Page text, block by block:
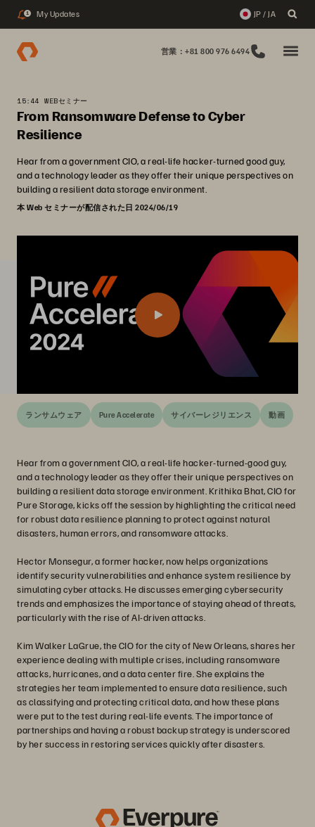
1 My Updates JP / JA
営業：+81 800 976 6494
15:44 WEBセミナー
From Ransomware Defense to Cyber
Resilience
Hear from a government CIO, a real-life hacker-turned good guy,
and a technology leader as they offer their unique perspectives on
building a resilient data storage environment.
本 Web セミナーが配信された日 2024/06/19
ランサムウェア Pure Accelerate サイバーレジリエンス 動画
Hear from a government CIO, a real-life hacker-turned-good guy,
and a technology leader as they offer their unique perspectives on
building a resilient data storage environment. Krithika Bhat, CIO for
Pure Storage, kicks off the session by highlighting the critical need
for robust data resilience planning to protect against natural
disasters, human errors, and ransomware attacks.
Hector Monsegur, a former hacker, now helps organizations
identify security vulnerabilities and enhance system resilience by
simulating cyber attacks. He discusses emerging cybersecurity
trends and emphasizes the importance of staying ahead of threats,
particularly with the rise of AI-driven attacks.
Kim Walker LaGrue, the CIO for the city of New Orleans, shares her
experience dealing with multiple crises, including ransomware
attacks, hurricanes, and a data center fire. She explains the
strategies her team implemented to ensure data resilience, such
as classifying and protecting critical data, and how these plans
were put to the test during real-life events. The importance of
partnerships and having a robust backup strategy is underscored
by her success in restoring services quickly after disasters.